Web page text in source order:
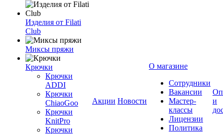
Изделия от Filati
Club
Миксы пряжи
Крючки
Крючки
ADDI
Крючки
ChiaoGoo
Крючки
KnitPro
Крючки
Акции Новости
О магазине
Сотрудники
Вакансии
Мастер-
классы
Лицензии
Политика
и